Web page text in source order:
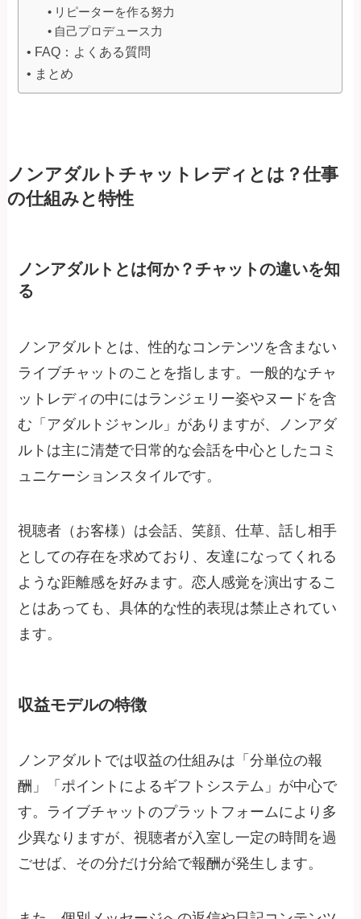
リピーターを作る努力
自己プロデュース力
FAQ：よくある質問
まとめ
ノンアダルトチャットレディとは？仕事
の仕組みと特性
ノンアダルトとは何か？チャットの違いを知
る
ノンアダルトとは、性的なコンテンツを含まない
ライブチャットのことを指します。一般的なチャ
ットレディの中にはランジェリー姿やヌードを含
む「アダルトジャンル」がありますが、ノンアダ
ルトは主に清楚で日常的な会話を中心としたコミ
ュニケーションスタイルです。
視聴者（お客様）は会話、笑顔、仕草、話し相手
としての存在を求めており、友達になってくれる
ような距離感を好みます。恋人感覚を演出するこ
とはあっても、具体的な性的表現は禁止されてい
ます。
収益モデルの特徴
ノンアダルトでは収益の仕組みは「分単位の報
酬」「ポイントによるギフトシステム」が中心で
す。ライブチャットのプラットフォームにより多
少異なりますが、視聴者が入室し一定の時間を過
ごせば、その分だけ分給で報酬が発生します。